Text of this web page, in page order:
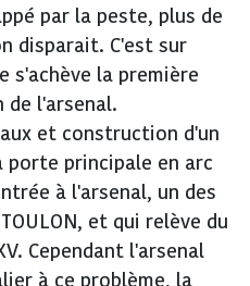
par la peste, plus de
disparait. C'est sur
la première
l'arsenal.
et construction d'un
principale en arc
à l'arsenal, un des
et qui relève du
Cependant l'arsenal